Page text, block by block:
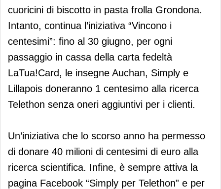
cuoricini di biscotto in pasta frolla Grondona.
Intanto, continua l’iniziativa “Vincono i
centesimi”: fino al 30 giugno, per ogni
passaggio in cassa della carta fedeltà
LaTua!Card, le insegne Auchan, Simply e
Lillapois doneranno 1 centesimo alla ricerca
Telethon senza oneri aggiuntivi per i clienti.
Un’iniziativa che lo scorso anno ha permesso
di donare 40 milioni di centesimi di euro alla
ricerca scientifica. Infine, è sempre attiva la
pagina Facebook “Simply per Telethon” e per